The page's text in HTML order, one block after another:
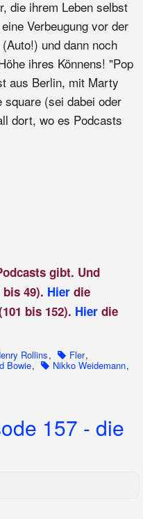
die ihrem Leben selbst
Verbeugung vor der
und dann noch
ihres Könnens! "Pop
aus Berlin, mit Marty
square (sei dabei oder
dort, wo es Podcasts
gibt. Und
49). Hier die
bis 152). Hier die
Rollins, Fler,
Bowie, Nikko Weidemann,
157 - die